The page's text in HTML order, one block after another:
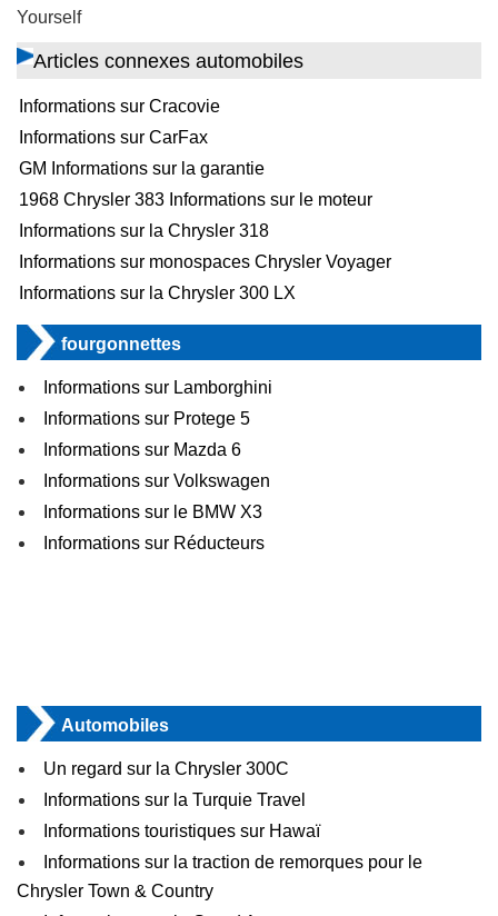
Yourself
Articles connexes automobiles
Informations sur Cracovie
Informations sur CarFax
GM Informations sur la garantie
1968 Chrysler 383 Informations sur le moteur
Informations sur la Chrysler 318
Informations sur monospaces Chrysler Voyager
Informations sur la Chrysler 300 LX
fourgonnettes
Informations sur Lamborghini
Informations sur Protege 5
Informations sur Mazda 6
Informations sur Volkswagen
Informations sur le BMW X3
Informations sur Réducteurs
Automobiles
Un regard sur la Chrysler 300C
Informations sur la Turquie Travel
Informations touristiques sur Hawaï
Informations sur la traction de remorques pour le
Chrysler Town & Country